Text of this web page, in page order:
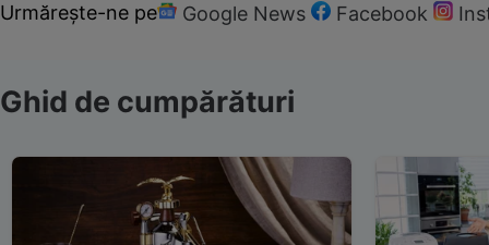
Urmărește-ne pe Google News Facebook
Ghid de cumpărături